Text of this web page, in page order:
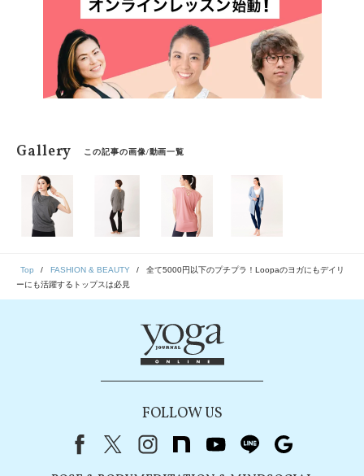
Gallery この記事の画像/動画一覧
Top FASHION & BEAUTY
全て5000円以下のプチプラ！Loopaのヨガにもデイリ
ーにも活躍するトップスは必見
FOLLOW US
FacebookX（旧Twitter）
instagram
note youtubeline